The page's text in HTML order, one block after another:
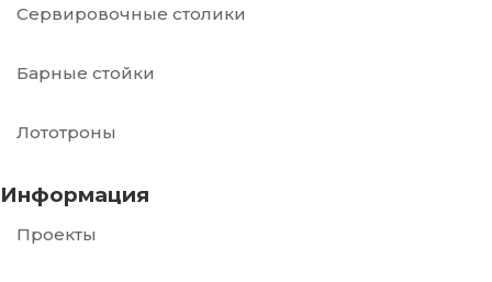
Сервировочные столики
Барные стойки
Лототроны
Информация
Проекты